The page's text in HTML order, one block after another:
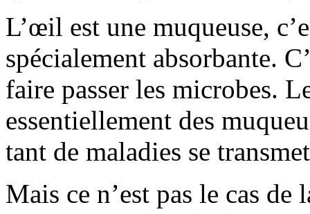
L’œil est une muqueuse,
spécialement absorbante.
faire passer les microbes.
essentiellement des
tant de maladies se
Mais ce n’est pas le cas de